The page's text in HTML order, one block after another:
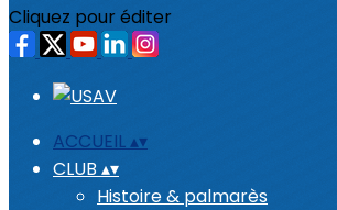
Cliquez pour éditer
ACCUEIL▴▾
CLUB ▴▾
Histoire & palmarès